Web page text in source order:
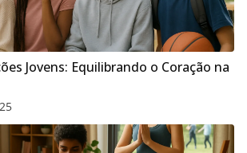
Jovens: Equilibrando o Coração na